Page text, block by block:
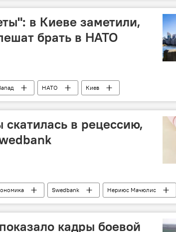
в Киеве заметили,
брать в НАТО
НАТО Киев
в рецессию,
Swedbank Нериюс Мачюлис
кадры боевой